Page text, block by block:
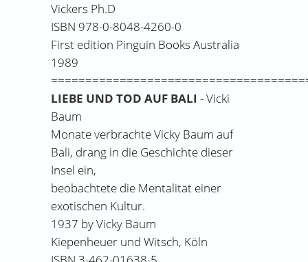
Vickers Ph.D
ISBN 978-0-8048-4260-0
First edition Pinguin Books Australia
1989
LIEBE UND TOD AUF BALI - Vicki
Baum
Monate verbrachte Vicky Baum auf
Bali, drang in die Geschichte dieser
Insel ein,
beobachtete die Mentalität einer
exotischen Kultur.
1937 by Vicky Baum
Kiepenheuer und Witsch, Köln